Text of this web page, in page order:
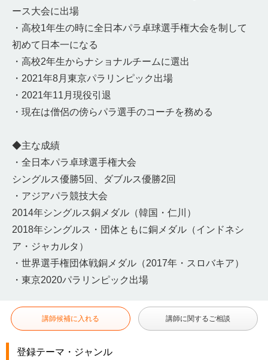
ース大会に出場
・高校1年生の時に全日本パラ卓球選手権大会を制して
初めて日本一になる
・高校2年生からナショナルチームに選出
・2021年8月東京パラリンピック出場
・2021年11月現役引退
・現在は僧侶の傍らパラ選手のコーチを務める
◆主な成績
・全日本パラ卓球選手権大会
シングルス優勝5回、ダブルス優勝2回
・アジアパラ競技大会
2014年シングルス銅メダル（韓国・仁川）
2018年シングルス・団体ともに銅メダル（インドネシ
ア・ジャカルタ）
・世界選手権団体戦銅メダル（2017年・スロバキア）
・東京2020パラリンピック出場
講師候補に入れる 講師に関するご相談
登録テーマ・ジャンル